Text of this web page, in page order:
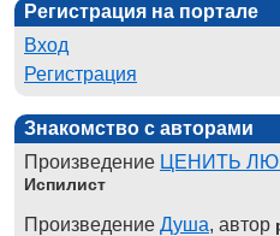
Регистрация на портале
Вход
Регистрация
Знакомство с авторами
Произведение ЦЕНИТЬ
Испилист
Произведение Душа, автор